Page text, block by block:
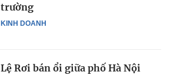
KINH DOANH
trường
Lệ Rơi bán ổi giữa phố Hà Nội